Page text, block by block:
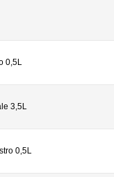
0,5L
3,5L
0,5L